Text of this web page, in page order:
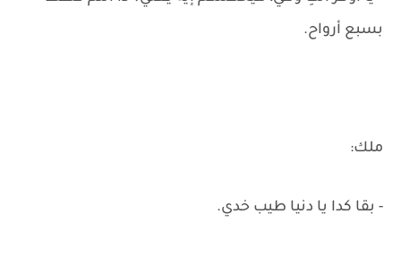
بسبع أرواح.
ملك:
- بقا كدا يا دنيا طيب خدي.